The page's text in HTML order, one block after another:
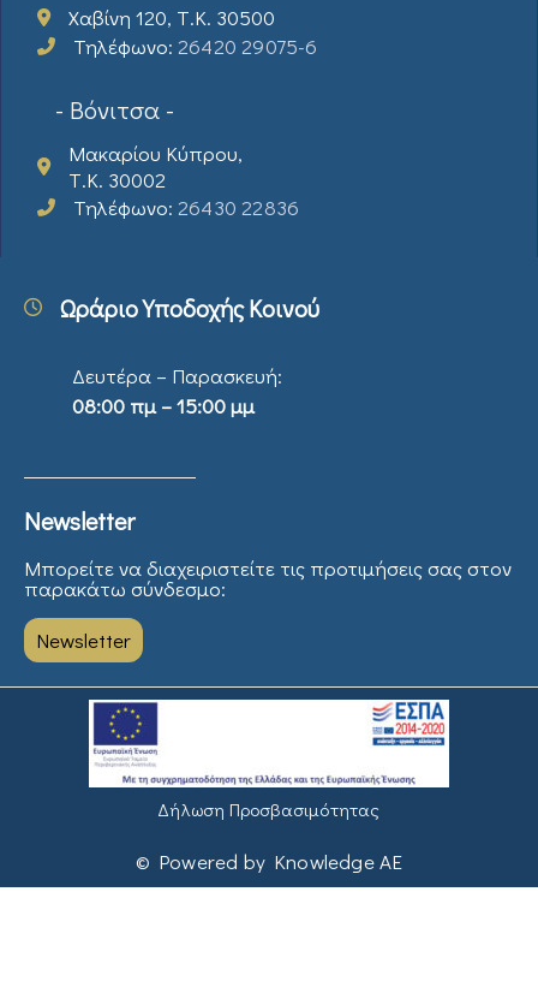
Χαβίνη 120, Τ.Κ. 30500
Τηλέφωνο: 26420 29075-6
- Βόνιτσα -
Μακαρίου Κύπρου,
Τ.Κ. 30002
Τηλέφωνο: 26430 22836
Ωράριο Υποδοχής Κοινού
Δευτέρα – Παρασκευή:
08:00 πμ – 15:00 μμ
Newsletter
Μπορείτε να διαχειριστείτε τις προτιμήσεις σας στον
παρακάτω σύνδεσμο:
Newsletter
Δήλωση Προσβασιμότητας
© Powered by Knowledge AE